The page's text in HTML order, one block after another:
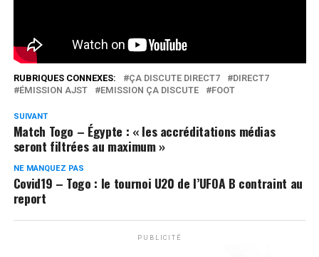
RUBRIQUES CONNEXES: ÇA DISCUTE DIRECT7
DIRECT7
ÉMISSION AJST
EMISSION ÇA DISCUTE FOOT
SUIVANT
Match Togo – Égypte : « les accréditations médias
seront filtrées au maximum »
NE MANQUEZ PAS
Covid19 – Togo : le tournoi U20 de l’UFOA B contraint au
report
PUBLICITÉ